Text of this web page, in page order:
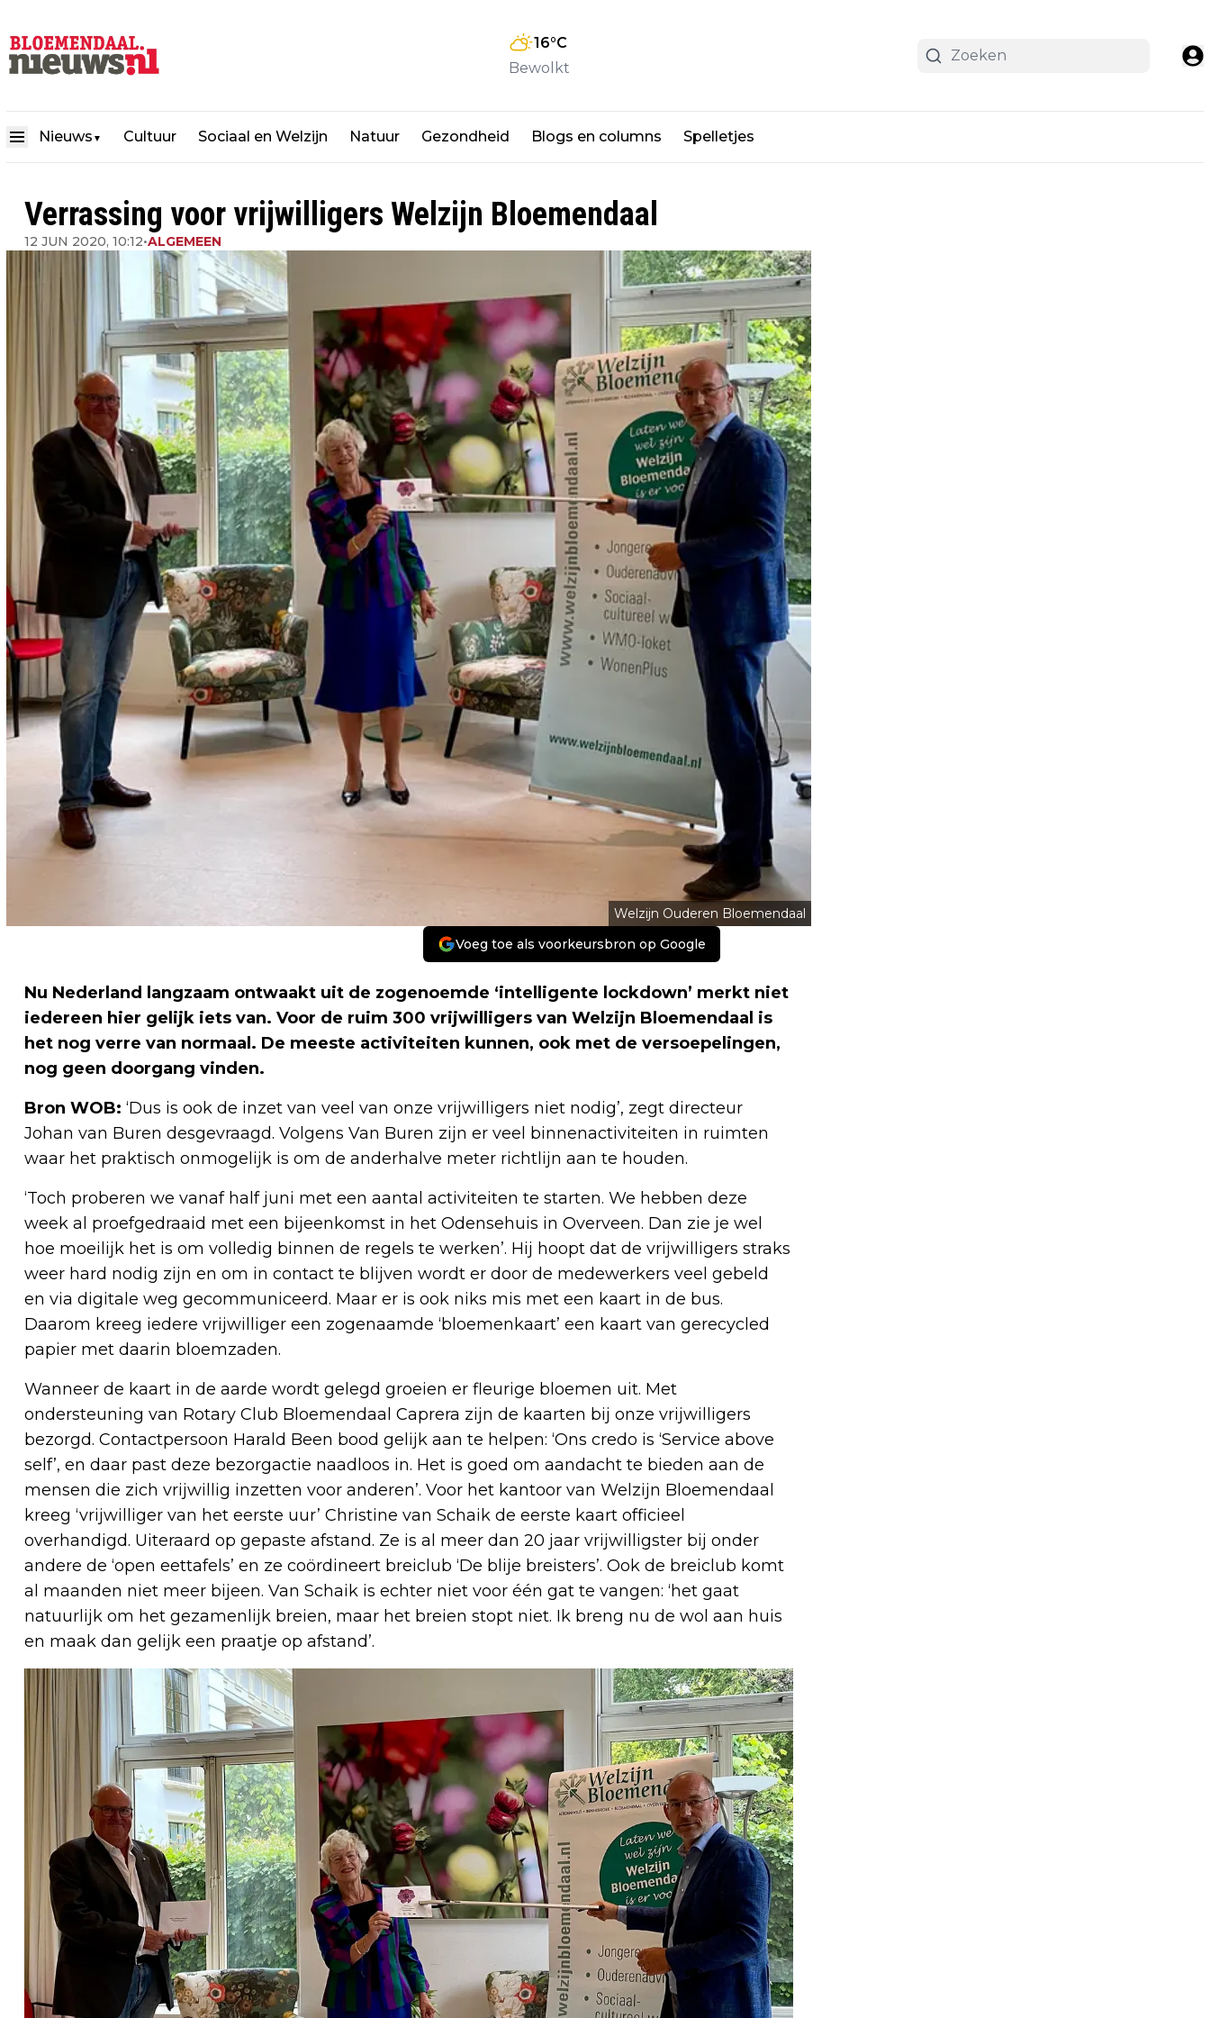
16°C
Bewolkt
Nieuws ▼ Cultuur Sociaal en Welzijn Natuur Gezondheid Blogs en columns Spelletjes
Verrassing voor vrijwilligers Welzijn Bloemendaal
12 JUN 2020, 10:12•ALGEMEEN
Welzijn Ouderen Bloemendaal
Voeg toe als voorkeursbron op Google
Nu Nederland langzaam ontwaakt uit de zogenoemde ‘intelligente lockdown’ merkt niet
iedereen hier gelijk iets van. Voor de ruim 300 vrijwilligers van Welzijn Bloemendaal is
het nog verre van normaal. De meeste activiteiten kunnen, ook met de versoepelingen,
nog geen doorgang vinden.
Bron WOB: ‘Dus is ook de inzet van veel van onze vrijwilligers niet nodig’, zegt directeur
Johan van Buren desgevraagd. Volgens Van Buren zijn er veel binnenactiviteiten in ruimten
waar het praktisch onmogelijk is om de anderhalve meter richtlijn aan te houden.
‘Toch proberen we vanaf half juni met een aantal activiteiten te starten. We hebben deze
week al proefgedraaid met een bijeenkomst in het Odensehuis in Overveen. Dan zie je wel
hoe moeilijk het is om volledig binnen de regels te werken’. Hij hoopt dat de vrijwilligers straks
weer hard nodig zijn en om in contact te blijven wordt er door de medewerkers veel gebeld
en via digitale weg gecommuniceerd. Maar er is ook niks mis met een kaart in de bus.
Daarom kreeg iedere vrijwilliger een zogenaamde ‘bloemenkaart’ een kaart van gerecycled
papier met daarin bloemzaden.
Wanneer de kaart in de aarde wordt gelegd groeien er fleurige bloemen uit. Met
ondersteuning van Rotary Club Bloemendaal Caprera zijn de kaarten bij onze vrijwilligers
bezorgd. Contactpersoon Harald Been bood gelijk aan te helpen: ‘Ons credo is ‘Service above
self’, en daar past deze bezorgactie naadloos in. Het is goed om aandacht te bieden aan de
mensen die zich vrijwillig inzetten voor anderen’. Voor het kantoor van Welzijn Bloemendaal
kreeg ‘vrijwilliger van het eerste uur’ Christine van Schaik de eerste kaart officieel
overhandigd. Uiteraard op gepaste afstand. Ze is al meer dan 20 jaar vrijwilligster bij onder
andere de ‘open eettafels’ en ze coördineert breiclub ‘De blije breisters’. Ook de breiclub komt
al maanden niet meer bijeen. Van Schaik is echter niet voor één gat te vangen: ‘het gaat
natuurlijk om het gezamenlijk breien, maar het breien stopt niet. Ik breng nu de wol aan huis
en maak dan gelijk een praatje op afstand’.